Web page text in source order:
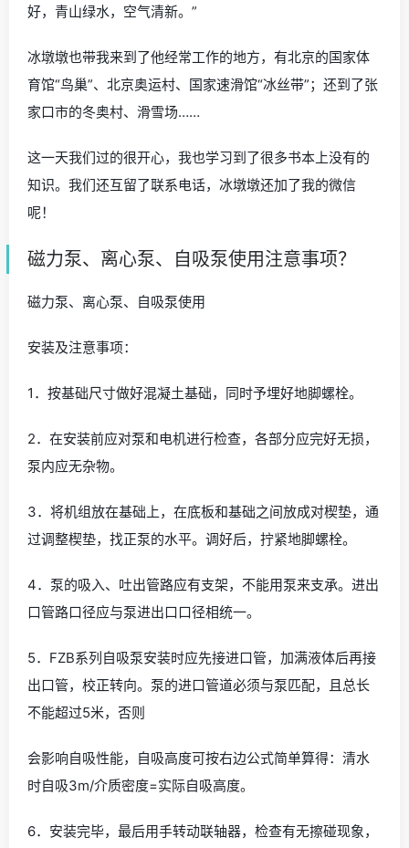
好，青山绿水，空气清新。”
冰墩墩也带我来到了他经常工作的地方，有北京的国家体
育馆“鸟巢”、北京奥运村、国家速滑馆“冰丝带”；还到了张
家口市的冬奥村、滑雪场……
这一天我们过的很开心，我也学习到了很多书本上没有的
知识。我们还互留了联系电话，冰墩墩还加了我的微信
呢！
磁力泵、离心泵、自吸泵使用注意事项？
磁力泵、离心泵、自吸泵使用
安装及注意事项：
1．按基础尺寸做好混凝土基础，同时予埋好地脚螺栓。
2．在安装前应对泵和电机进行检查，各部分应完好无损，
泵内应无杂物。
3．将机组放在基础上，在底板和基础之间放成对楔垫，通
过调整楔垫，找正泵的水平。调好后，拧紧地脚螺栓。
4．泵的吸入、吐出管路应有支架，不能用泵来支承。进出
口管路口径应与泵进出口口径相统一。
5．FZB系列自吸泵安装时应先接进口管，加满液体后再接
出口管，校正转向。泵的进口管道必须与泵匹配，且总长
不能超过5米，否则
会影响自吸性能，自吸高度可按右边公式简单算得：清水
时自吸3m/介质密度=实际自吸高度。
6．安装完毕，最后用手转动联轴器，检查有无擦碰现象，